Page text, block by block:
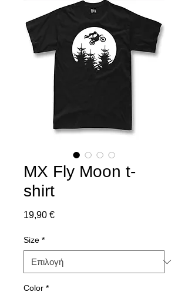
MX Fly Moon t-
shirt
19,90 €Τιμή
Size *
Color *